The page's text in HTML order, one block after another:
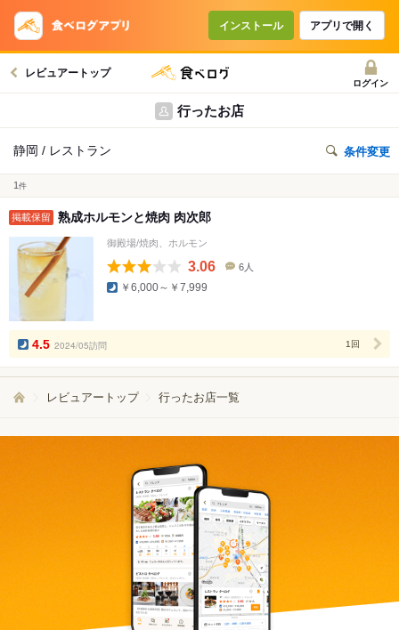
インストール アプリで開く
レビュアートップ
ログイン
行ったお店
静岡 / レストラン 条件変更
1 件
掲載保留 熟成ホルモンと焼肉 肉次郎
御殿場/焼肉、ホルモン
3.06
数
6人
￥6,000～￥7,999
4.5 2024/05訪問 1回
レビュアートップ 行ったお店一覧